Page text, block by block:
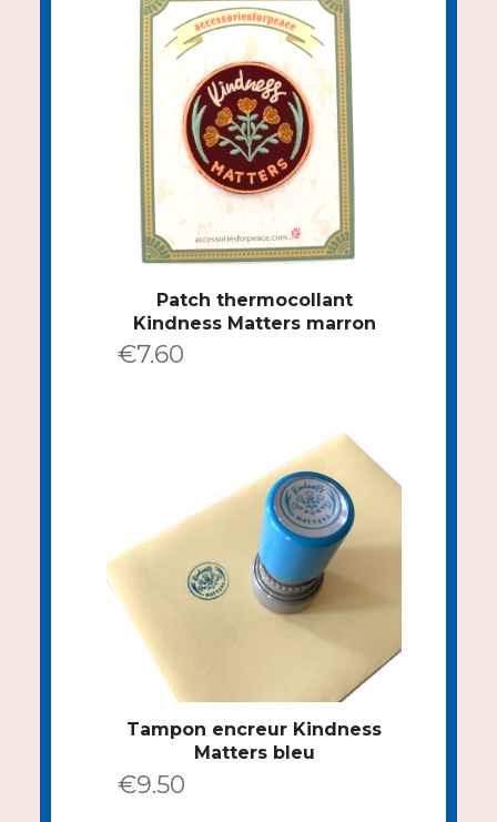
Patch thermocollant
Kindness Matters marron
€7.60
Tampon encreur Kindness
Matters bleu
€9.50